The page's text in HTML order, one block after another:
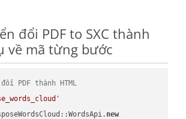
đổi PDF to SXC thành
về mã từng bước
PDF thành HTML
new